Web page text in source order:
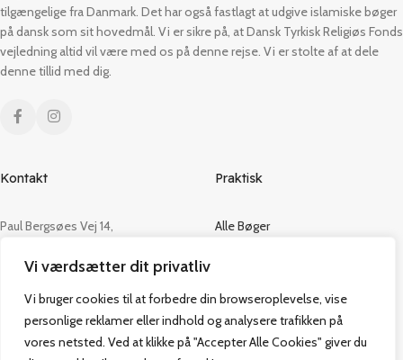
Vi værdsætter dit privatliv
Vi bruger cookies til at forbedre din browseroplevelse, vise
personlige reklamer eller indhold og analysere trafikken på
vores netsted. Ved at klikke på "Accepter Alle Cookies" giver du
tilgængelige fra Danmark. Det har også fastlagt at udgive islamiske bøger
på dansk som sit hovedmål. Vi er sikre på, at Dansk Tyrkisk Religiøs Fonds
vejledning altid vil være med os på denne rejse. Vi er stolte af at dele
denne tillid med dig.
Kontakt
Paul Bergsøes Vej 14,
CVR: 42813915
admin@vakifforlag.dk
+45 26 24 2354
Praktisk
Alle Bøger
Kontakt